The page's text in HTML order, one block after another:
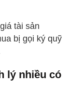
tài sản
bị gọi ký quỹ
lý nhiều có